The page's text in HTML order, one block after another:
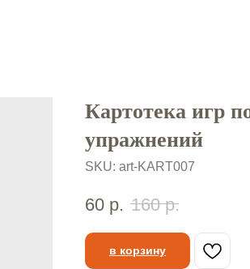
Картотека игр
упражнений
SKU: art-KART007
60 р. 160 р.
в корзину